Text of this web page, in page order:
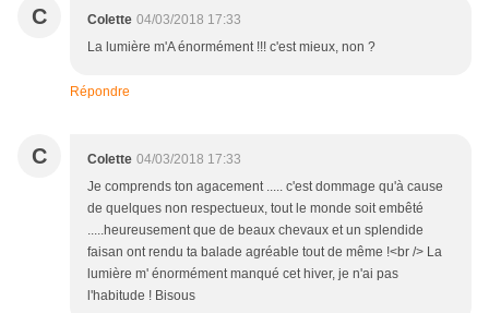
C Colette 04/03/2018 17:33
La lumière m'A énormément !!! c'est mieux, non ?
Répondre
C Colette 04/03/2018 17:33
Je comprends ton agacement ..... c'est dommage qu'à cause
de quelques non respectueux, tout le monde soit embêté
.....heureusement que de beaux chevaux et un splendide
faisan ont rendu ta balade agréable tout de même !<br /> La
lumière m' énormément manqué cet hiver, je n'ai pas
l'habitude ! Bisous